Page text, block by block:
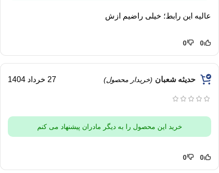
عالیه این رابط؛ خیلی راضیم ازش
0
0
حدیثه شعبان (خریدار محصول) 27 خرداد 1404
خرید این محصول را به دیگر مادران پیشنهاد می کنم
0
0